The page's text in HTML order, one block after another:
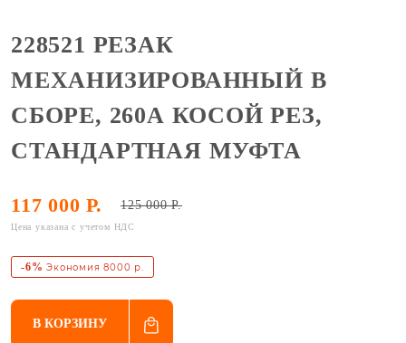
228521 РЕЗАК
МЕХАНИЗИРОВАННЫЙ В
СБОРЕ, 260А КОСОЙ РЕЗ,
СТАНДАРТНАЯ МУФТА
117 000 Р. 125 000 Р.
Цена указана с учетом НДС
-6% Экономия 8000 р.
В КОРЗИНУ